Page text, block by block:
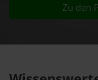
Zu den